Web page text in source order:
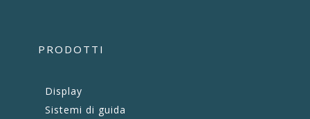
PRODOTTI
Display
Sistemi di guida